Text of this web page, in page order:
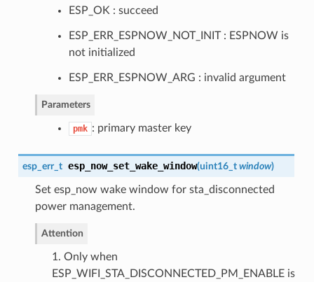
ESP_OK : succeed
ESP_ERR_ESPNOW_NOT_INIT : ESPNOW is
not initialized
ESP_ERR_ESPNOW_ARG : invalid argument
Parameters
pmk : primary master key
esp_err_t esp_now_set_wake_window(uint16_t window)
Set esp_now wake window for sta_disconnected
power management.
Attention
1. Only when
ESP_WIFI_STA_DISCONNECTED_PM_ENABLE is